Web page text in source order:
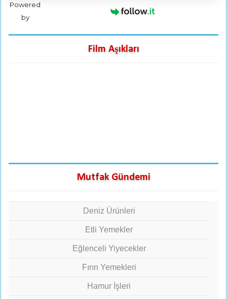
Powered
by
Film Aşıkları
Mutfak Gündemi
Deniz Ürünleri
Etli Yemekler
Eğlenceli Yiyecekler
Fırın Yemekleri
Hamur İşleri